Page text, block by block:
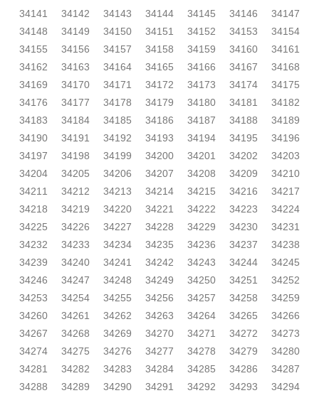
34141
34142 34143 34144 34145 34146
34147
34148
34149 34150 34151 34152 34153
34154
34155
34156 34157 34158 34159 34160
34161
34162
34163 34164 34165 34166 34167
34168
34169
34170 34171 34172 34173 34174
34175
34176
34177 34178 34179 34180 34181
34182
34183
34184 34185 34186 34187 34188
34189
34190
34191 34192 34193 34194 34195
34196
34197
34198 34199 34200 34201 34202
34203
34204
34205 34206 34207 34208 34209
34210
34211
34212 34213 34214 34215 34216
34217
34218
34219 34220 34221 34222 34223
34224
34225
34226 34227 34228 34229 34230
34231
34232
34233 34234 34235 34236 34237
34238
34239
34240 34241 34242 34243 34244
34245
34246
34247 34248 34249 34250 34251
34252
34253
34254 34255 34256 34257 34258
34259
34260
34261 34262 34263 34264 34265
34266
34267
34268 34269 34270 34271 34272
34273
34274
34275 34276 34277 34278 34279
34280
34281
34282 34283 34284 34285 34286
34287
34288
34289 34290 34291 34292 34293
34294